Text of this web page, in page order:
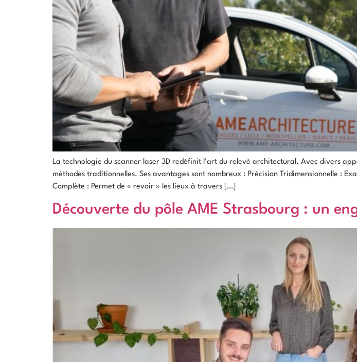
La technologie du scanner laser 3D redéfinit l’art du relevé architectural. Avec divers
méthodes traditionnelles. Ses avantages sont nombreux : Précision Tridimensionnelle :
Complète : Permet de « revoir » les lieux à travers […]
Découverte du pôle AME Strasbourg : un